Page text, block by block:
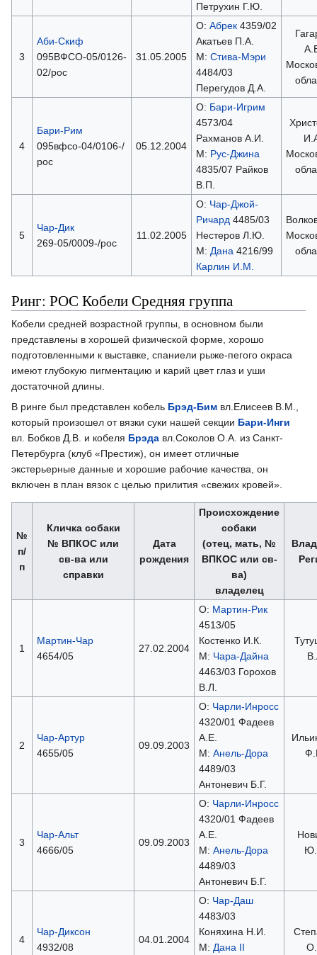
Петрухин Г.Ю.
3
Аби-Скиф
095ВФСО-05/0126-
02/рос
31.05.2005
О: Абрек4359/02
Акатьев П.А.
М: Стива-Мэри
4484/03
Перегудов Д.А.
4
Бари-Рим
095вфсо-04/0106-/
рос
05.12.2004
О: Бари-Игрим
4573/04
Рахманов А.И.
М: Рус-Джина
4835/07 Райков
В.П.
5
Чар-Дик
269-05/0009-/рос
11.02.2005
О: Чар-Джой-
Ричард4485/03
Нестеров Л.Ю.
М: Дана4216/99
Карлин И.М.
Ринг: РОС Кобели Средняя группа
Кобели средней возрастной группы, в основном были
представлены в хорошей физической форме, хорошо
подготовленными к выставке, спаниели рыже-пегого окраса
имеют глубокую пигментацию и карий цвет глаз и уши
достаточной длины.
В ринге был представлен кобель Брэд-Бим вл.Елисеев В.М.,
который произошел от вязки суки нашей секции Бари-Инги
вл. Бобков Д.В. и кобеля Брэда вл.Соколов О.А. из Санкт-
Петербурга (клуб «Престиж), он имеет отличные
экстерьерные данные и хорошие рабочие качества, он
включен в план вязок с целью прилития «свежих кровей».
№
п/
п
Кличка собаки
№ ВПКОС или
св-ва или
справки
Дата
рождения
Происхождение
собаки
(отец, мать, №
ВПКОС или св-
ва)
владелец
1
Мартин-Чар
4654/05
27.02.2004
О: Мартин-Рик
4513/05
Костенко И.К.
М: Чара-Дайна
4463/03 Горохов
В.Л.
2
Чар-Артур
4655/05
09.09.2003
О: Чарли-Инросс
4320/01 Фадеев
А.Е.
М: Анель-Дора
4489/03
Антоневич Б.Г.
3
Чар-Альт
4666/05
09.09.2003
О: Чарли-Инросс
4320/01 Фадеев
А.Е.
М: Анель-Дора
4489/03
Антоневич Б.Г.
4
Чар-Диксон
4932/08
04.01.2004
О: Чар-Даш
4483/03
Коняхина Н.И.
М: Дана II